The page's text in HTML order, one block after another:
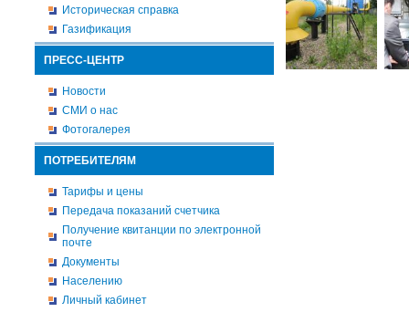
Историческая справка
Газификация
ПРЕСС-ЦЕНТР
Новости
СМИ о нас
Фотогалерея
ПОТРЕБИТЕЛЯМ
Тарифы и цены
Передача показаний счетчика
Получение квитанции по электронной
почте
Документы
Населению
Личный кабинет